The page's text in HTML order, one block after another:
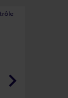
keyboard_arrow_right